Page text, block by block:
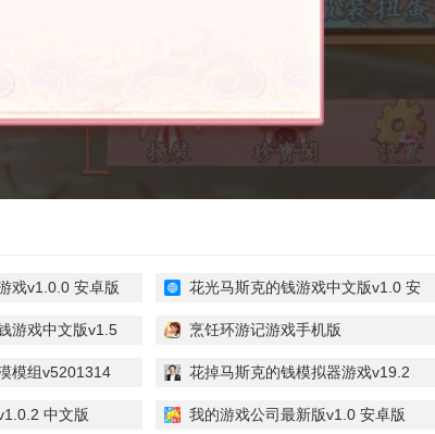
戏v1.0.0 安卓版
花光马斯克的钱游戏中文版v1.0 安
游戏中文版v1.5
烹饪环游记游戏手机版
模组v5201314
花掉马斯克的钱模拟器游戏v19.2
中文版 我的游戏公司最新版v1.0 安卓版